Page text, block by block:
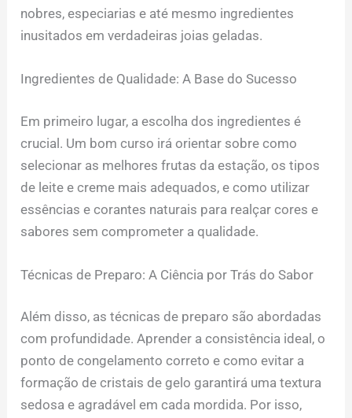
nobres, especiarias e até mesmo ingredientes
inusitados em verdadeiras joias geladas.
Ingredientes de Qualidade: A Base do Sucesso
Em primeiro lugar, a escolha dos ingredientes é
crucial. Um bom curso irá orientar sobre como
selecionar as melhores frutas da estação, os tipos
de leite e creme mais adequados, e como utilizar
essências e corantes naturais para realçar cores e
sabores sem comprometer a qualidade.
Técnicas de Preparo: A Ciência por Trás do Sabor
Além disso, as técnicas de preparo são abordadas
com profundidade. Aprender a consistência ideal, o
ponto de congelamento correto e como evitar a
formação de cristais de gelo garantirá uma textura
sedosa e agradável em cada mordida. Por isso,